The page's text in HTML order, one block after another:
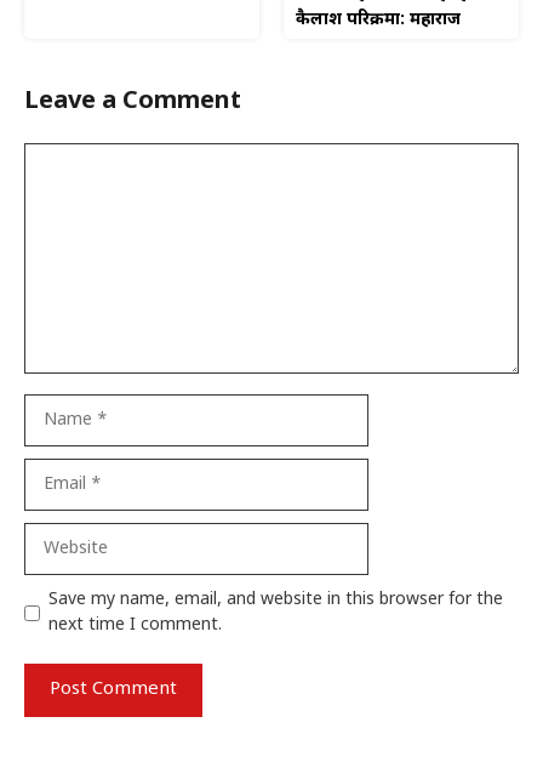
कैलाश परिक्रमा: महाराज
Leave a Comment
Website
Save my name, email, and website in this browser for the
next time I comment.